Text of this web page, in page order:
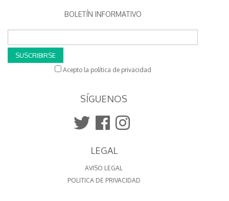
BOLETÍN INFORMATIVO
SUSCRIBIRSE
Acepto la política de privacidad
SÍGUENOS
LEGAL
AVISO LEGAL
POLITICA DE PRIVACIDAD